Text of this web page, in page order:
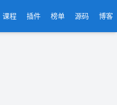
课程 插件 榜单 源码 博客